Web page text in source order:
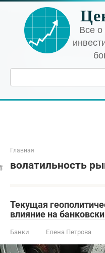
Перейти
контенту
Все
Поиск:
Главная
волатильность
Текущая
влияние на
Банки Елена Петрова